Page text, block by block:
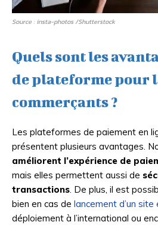
Source : insta-photos /Shutterstock
Quels sont les
de plateforme pour
commerçants ?
Les plateformes de paiement en
présentent plusieurs avantages.
améliorent l’expérience de
mais elles permettent aussi de
transactions. De plus, il est
bien en cas de lancement d’un site
déploiement à l’international ou